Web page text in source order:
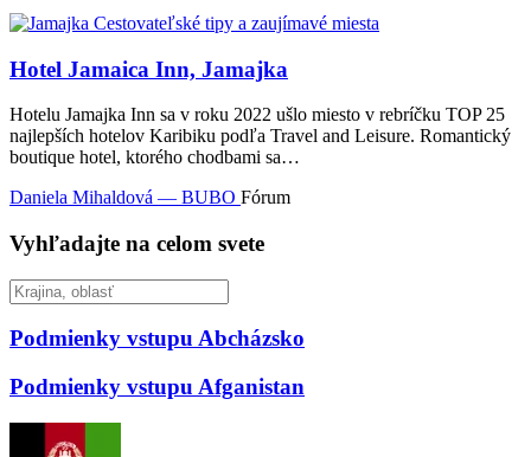
Hotel Jamaica Inn, Jamajka
Hotelu Jamajka Inn sa v roku 2022 ušlo miesto v rebríčku TOP 25
najlepších hotelov Karibiku podľa Travel and Leisure. Romantický
boutique hotel, ktorého chodbami sa…
Daniela Mihaldová — BUBO Fórum
Vyhľadajte na celom svete
Podmienky vstupu Abcházsko
Podmienky vstupu Afganistan